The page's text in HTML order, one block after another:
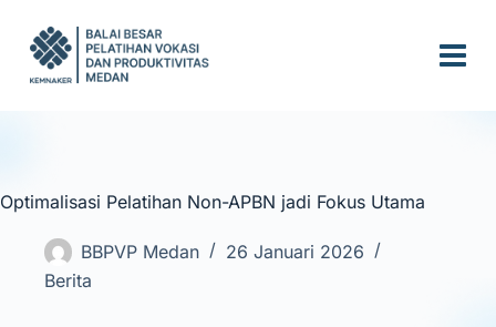
k
c
Optimalisasi Pelatihan Non-APBN jadi Fokus Utama
BBPVP Medan
26 Januari 2026
Berita